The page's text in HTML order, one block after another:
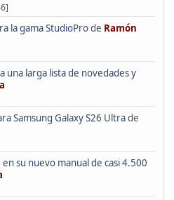
la gama StudioProde Ramón
una larga lista de novedades y
Samsung Galaxy S26 Ultrade
su nuevo manual de casi 4.500